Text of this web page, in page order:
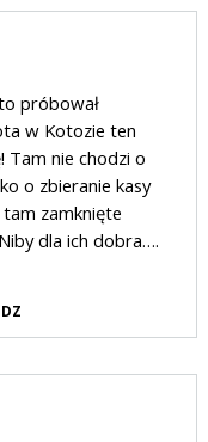
próbował
w Kotozie ten
Tam nie chodzi o
o zbieranie kasy
zamknięte
dla ich dobra….